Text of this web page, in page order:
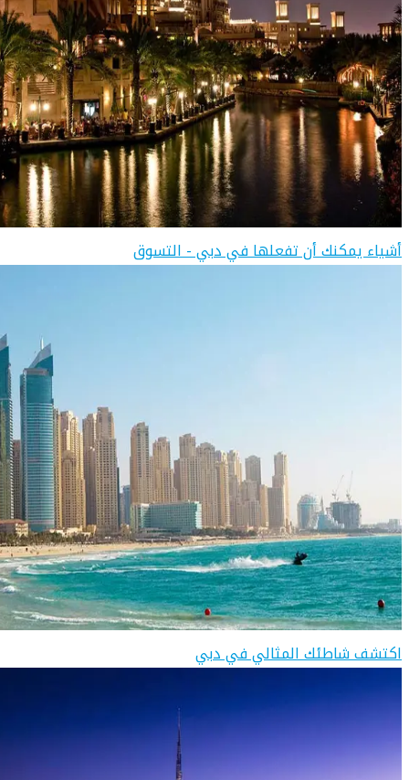
أشياء يمكنك أن تفعلها في دبي - التسوق
اكتشف شاطئك المثالي في دبي